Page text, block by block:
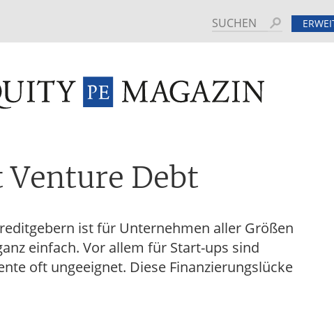
Suchen
M&A TAX GLOSSAR TERMINE HINTERGRUND
Debt
ist für Unternehmen aller Größen
einfach. Vor allem für Start-ups sind
oft ungeeignet. Diese Finanzierungslücke